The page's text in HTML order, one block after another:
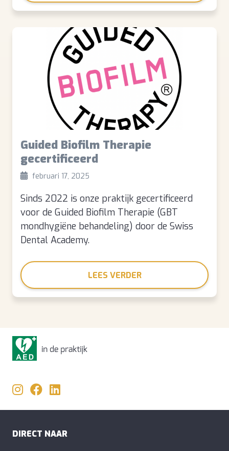
Guided Biofilm Therapie
gecertificeerd
februari 17, 2025
Sinds 2022 is onze praktijk gecertificeerd
voor de Guided Biofilm Therapie (GBT
mondhygiëne behandeling) door de Swiss
Dental Academy.
LEES VERDER
DIRECT NAAR